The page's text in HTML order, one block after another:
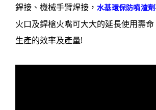
銲接、機械手臂焊接， 水基環保防噴渣劑
火口及銲槍火嘴可大大的延長使用壽
生產的效率及產量!